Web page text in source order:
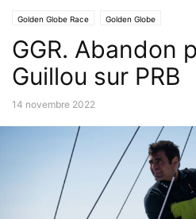
Golden Globe Race Golden Globe
GGR. Abandon
Guillou sur PRB
14 novembre 2022